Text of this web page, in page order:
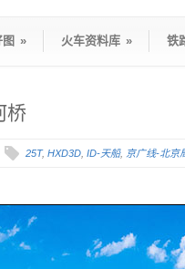
» 火车资料库 » 铁
桥
25T, HXD3D ID-天船, 京广线-北京